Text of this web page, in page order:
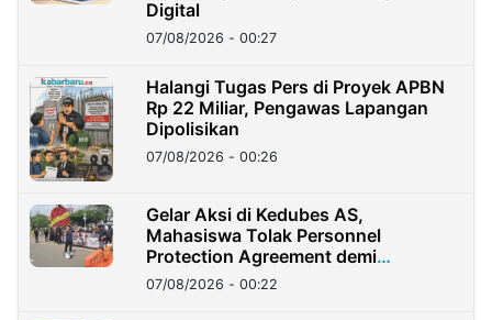
Digital
07/08/2026 - 00:27
Halangi Tugas Pers di Proyek APBN
Rp 22 Miliar, Pengawas Lapangan
Dipolisikan
07/08/2026 - 00:26
Gelar Aksi di Kedubes AS,
Mahasiswa Tolak Personnel
Protection Agreement demi
Kedaulatan Negara
07/08/2026 - 00:22